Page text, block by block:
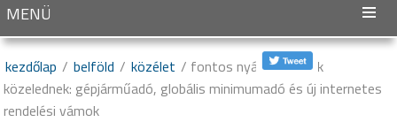
MENÜ
kezdőlap / belföld / közélet / fontos nyári határidők
közelednek: gépjárműadó, globális minimumadó és új internetes
rendelési vámok